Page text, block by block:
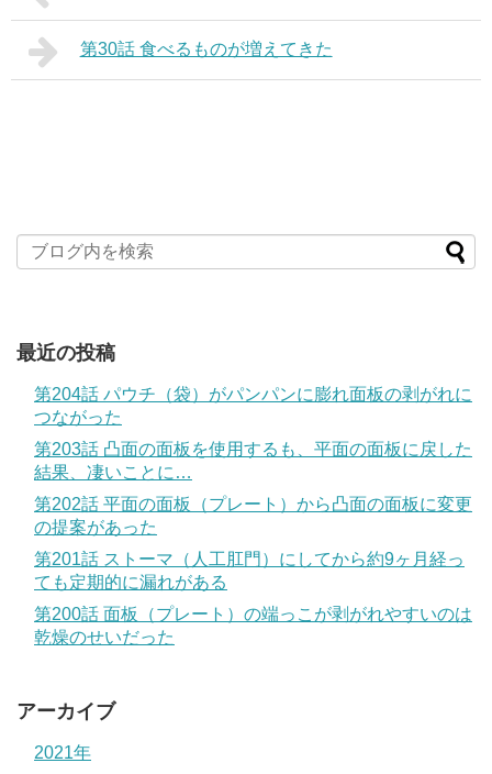
第30話 食べるものが増えてきた
最近の投稿
第204話 パウチ（袋）がパンパンに膨れ面板の剥がれに
つながった
第203話 凸面の面板を使用するも、平面の面板に戻した
結果、凄いことに…
第202話 平面の面板（プレート）から凸面の面板に変更
の提案があった
第201話 ストーマ（人工肛門）にしてから約9ヶ月経っ
ても定期的に漏れがある
第200話 面板（プレート）の端っこが剥がれやすいのは
乾燥のせいだった
アーカイブ
2021年